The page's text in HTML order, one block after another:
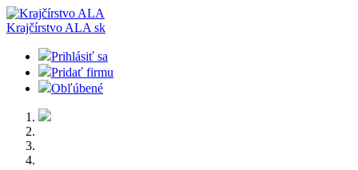
Krajčírstvo ALA sk
Prihlásiť sa
Pridať firmu
Obľúbené